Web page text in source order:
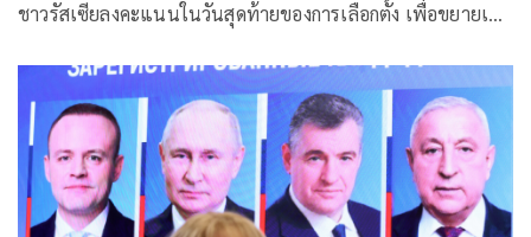
ชาวรัสเซียลงคะแนนในวันสุดท้ายของการเลือกตั้ง เพื่อขยายเ…